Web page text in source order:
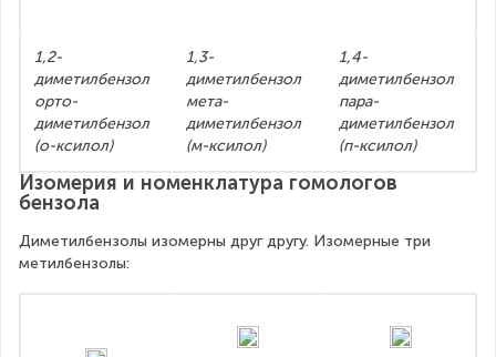
1,2-
диметилбензол
орто-
диметилбензол
(о-ксилол)
1,3-
диметилбензол
мета-
диметилбензол
(м-ксилол)
1,4-
диметилбензол
пара-
диметилбензол
(п-ксилол)
Изомерия и номенклатура гомологов
бензола
Диметилбензолы изомерны друг другу. Изомерные три
метилбензолы: